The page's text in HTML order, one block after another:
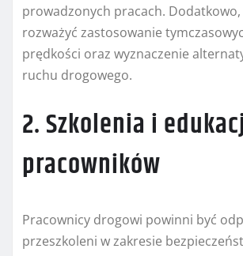
prowadzonych pracach.
rozważyć zastosowanie
prędkości oraz wyznaczenie
ruchu drogowego.
2. Szkolenia i
pracowników
Pracownicy drogowi powinni być
przeszkoleni w zakresie